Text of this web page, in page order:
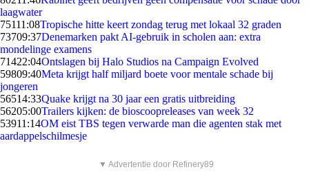
laagwater
75111:08Tropische hitte keert zondag terug met lokaal 32 graden
73709:37Denemarken pakt AI-gebruik in scholen aan: extra
mondelinge examens
71422:04Ontslagen bij Halo Studios na Campaign Evolved
59809:40Meta krijgt half miljard boete voor mentale schade bij
jongeren
56514:33Quake krijgt na 30 jaar een gratis uitbreiding
56205:00Trailers kijken: de bioscoopreleases van week 32
53911:14OM eist TBS tegen verwarde man die agenten stak met
aardappelschilmesje
▼ Advertentie door Refinery89